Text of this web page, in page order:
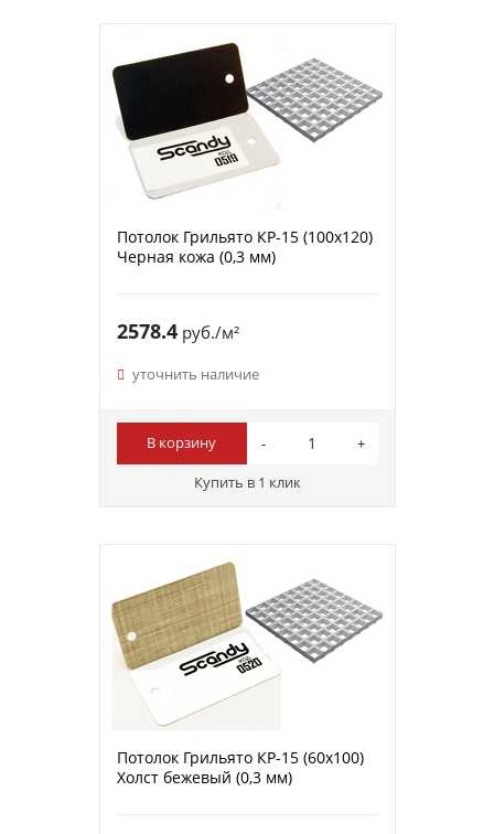
Потолок Грильято КР-15 (100х120)
Черная кожа (0,3 мм)
2578.4руб./м²
уточнить наличие
В корзину
Купить в 1 клик
Потолок Грильято КР-15 (60х100)
Холст бежевый (0,3 мм)